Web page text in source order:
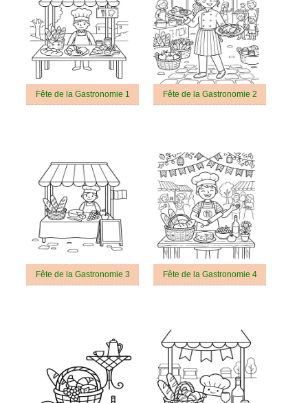
Fête de la Gastronomie 1 Fête de la Gastronomie 2
Fête de la Gastronomie 3 Fête de la Gastronomie 4